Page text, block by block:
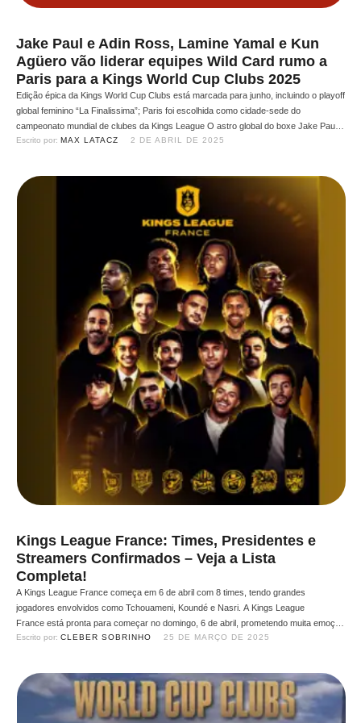
Jake Paul e Adin Ross, Lamine Yamal e Kun
Agüero vão liderar equipes Wild Card rumo a
Paris para a Kings World Cup Clubs 2025
Edição épica da Kings World Cup Clubs está marcada para junho, incluindo o playoff
global feminino “La Finalissima”; Paris foi escolhida como cidade-sede do
campeonato mundial de clubes da Kings League O astro global do boxe Jake Paul,
o influenciador de destaque Adin Ross, o ícone do futebol Lamine Yamal e a lenda
Escrito por: MAX LATACZ 2 DE ABRIL DE 2025
Kings League France: Times, Presidentes e
Streamers Confirmados – Veja a Lista
Completa!
A Kings League France começa em 6 de abril com 8 times, tendo grandes
jogadores envolvidos como Tchouameni, Koundé e Nasri. A Kings League
France está pronta para começar no domingo, 6 de abril, prometendo muita emoção
no futebol digital. O draft já rolou, e as 8 equipes foram apresentadas com
Escrito por: CLEBER SOBRINHO 25 DE MARÇO DE 2025